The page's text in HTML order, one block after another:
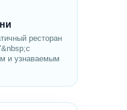
ресторан
и узнаваемым